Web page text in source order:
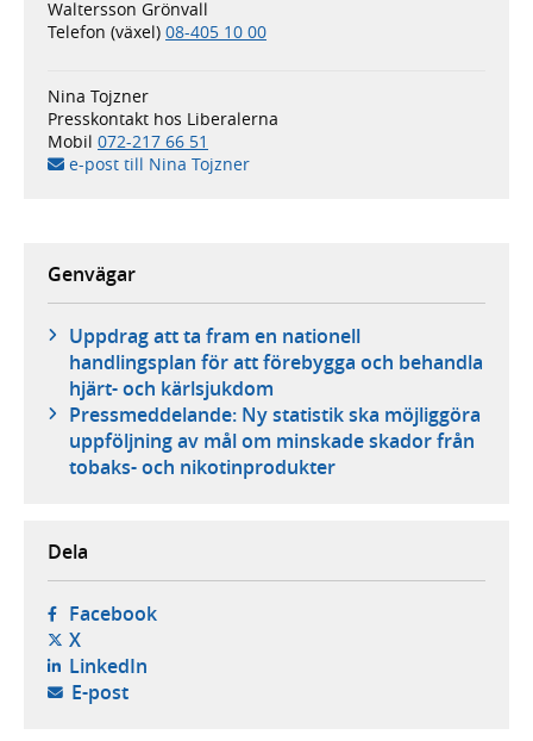
Waltersson Grönvall
Telefon (växel) 08-405 10 00
Nina Tojzner
Presskontakt hos Liberalerna
Mobil 072-217 66 51
e-post till Nina Tojzner
Genvägar
Uppdrag att ta fram en nationell
handlingsplan för att förebygga och behandla
hjärt- och kärlsjukdom
Pressmeddelande: Ny statistik ska möjliggöra
uppföljning av mål om minskade skador från
tobaks- och nikotinprodukter
Dela
Facebook- öppnas i ny flik, extern webbplats,
X- öppnas i ny flik, extern webbplats,
LinkedIn- öppnas i ny flik, extern webbplats,
E-post- öppnar din e-postklient,